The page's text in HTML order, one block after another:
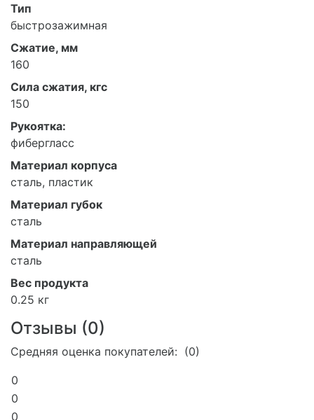
Тип
быстрозажимная
Сжатие, мм
160
Сила сжатия, кгс
150
Рукоятка:
фибергласс
Материал корпуса
сталь, пластик
Материал губок
сталь
Материал направляющей
сталь
Вес продукта
0.25 кг
Отзывы (0)
Средняя оценка покупателей: (0)
0
0
0